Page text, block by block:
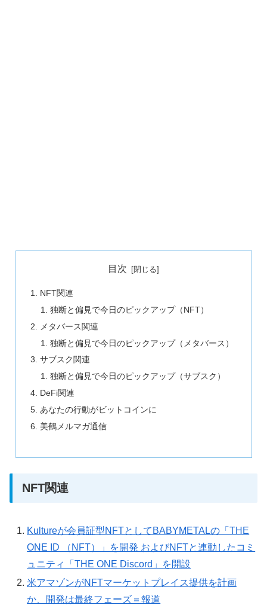
目次
NFT関連
独断と偏見で今日のピックアップ（NFT）
メタバース関連
独断と偏見で今日のピックアップ（メタバース）
サブスク関連
独断と偏見で今日のピックアップ（サブスク）
DeFi関連
あなたの行動がビットコインに
美鶴メルマガ通信
NFT関連
Kultureが会員証型NFTとしてBABYMETALの「THE
ONE ID （NFT）」を開発 およびNFTと連動したコミ
ュニティ「THE ONE Discord」を開設
米アマゾンがNFTマーケットプレイス提供を計画
か、開発は最終フェーズ＝報道